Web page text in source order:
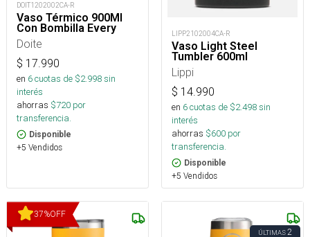
DOIT1202002CA-R
Vaso Térmico 900Ml
Con Bombilla Every
Doite
$ 17.990
en 6cuotas de $2.998sin
interés
ahorras $720 por
transferencia.
Disponible
+5 Vendidos
LIPP2102004CA-R
Vaso Light Steel
Tumbler 600ml
Lippi
$ 14.990
en 6cuotas de $2.498sin
interés
ahorras $600 por
transferencia.
Disponible
+5 Vendidos
37%OFF
ÚLTIMAS2